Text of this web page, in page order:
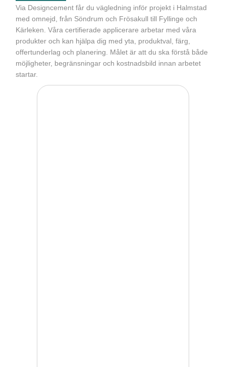
Via Designcement får du vägledning inför projekt i Halmstad
med omnejd, från Söndrum och Frösakull till Fyllinge och
Kärleken. Våra certifierade applicerare arbetar med våra
produkter och kan hjälpa dig med yta, produktval, färg,
offertunderlag och planering. Målet är att du ska förstå både
möjligheter, begränsningar och kostnadsbild innan arbetet
startar.